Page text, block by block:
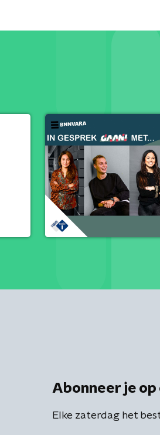
Abonneer je
Elke zaterdag het